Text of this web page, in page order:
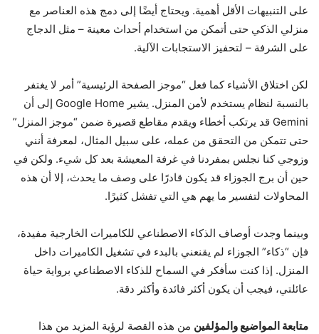
على التنبيهات الأقل أهمية. ويحتاج أيضًا إلى دمج هذه العناصر مع
منزلي الذكي حتى أتمكن من استخدام أحداث معينة – مثل الدجاج
على الشرفة – لتحفيز الاستجابات الآلية.
لكن اختلاق الأشياء كما فعل “موجز الصفحة الرئيسية” أمر لا يغتفر
بالنسبة لنظام يستخدم لأمن المنزل. يشير Google Home إلى أن
Gemini قد يرتكب أخطاء ويقدم مقاطع قصيرة ضمن “موجز المنزل”
حتى تتمكن من التحقق من عمله، على سبيل المثال، لمعرفة أنني
وزوجي كنا نجلس بمفردنا في غرفة المعيشة بعد كل شيء. ولكن في
حين أن برج الجوزاء قد يكون قادرًا على وصف ما يحدث، إلا أن هذه
المحاولات لتفسير ما يهم هي التي تفشل كثيرًا.
وبينما وجدت أوصاف الذكاء الاصطناعي للكاميرات الخارجية مفيدة،
فإن “ذكاء” الجوزاء لم يقنعني بالبدء في تشغيل الكاميرات داخل
المنزل. إذا كنت سأفكر في السماح للذكاء الاصطناعي برواية حياة
عائلتي، فيجب أن يكون أكثر فائدة وأكثر دقة.
متابعة المواضيع والمؤلفين من هذه القصة لرؤية المزيد من هذا